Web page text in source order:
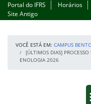
Portal do IFRS Horários
Site Antigo
VOCÊ ESTÁ EM: CAMPUS
[ÚLTIMOS DIAS]
ENOLOGIA 2026